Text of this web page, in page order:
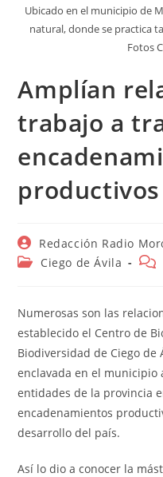
Ubicado en el municipio de
natural, donde se practica
Fotos
Amplían
trabajo a
productivos
Autor
de
la
Redacción Radio
Categoría
entrada:
Ciego de Ávila
Numerosas son las
establecido el Centro de
Biodiversidad de Ciego de
enclavada en el municipio
entidades de la provincia
encadenamientos
desarrollo del país.
Así lo dio a conocer la